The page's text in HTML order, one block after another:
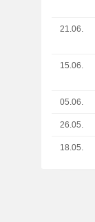
21.06.
15.06.
05.06.
26.05.
18.05.